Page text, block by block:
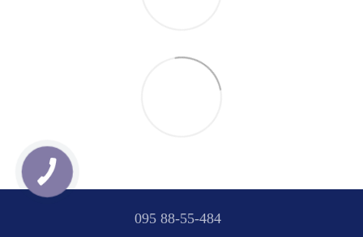
095 88-55-484